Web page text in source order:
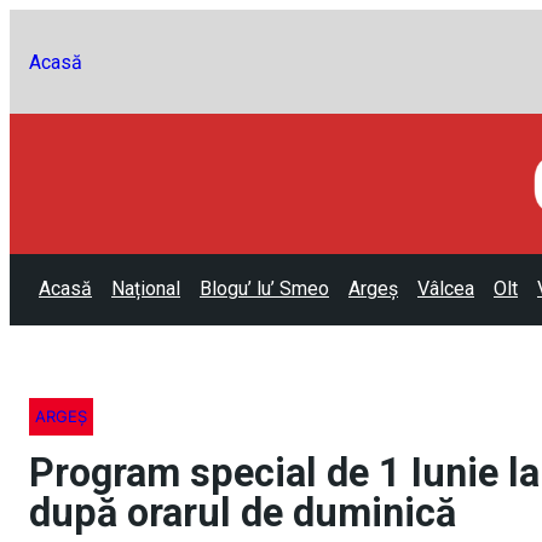
Acasă
Acasă Național Blogu’ lu’ Smeo Argeș Vâlcea Olt
ARGEȘ
Program special de 1 Iunie
după orarul de duminică